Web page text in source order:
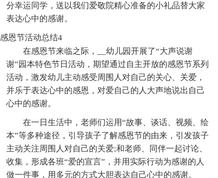
分幸运同学，送以我们爱敬院精心准备的小礼品替大家
表达心中的感谢。
感恩节活动总结4
在感恩节来临之际，__幼儿园开展了“大声说谢
谢”园本特色节日活动，期望通过自主开放的感恩节系列
活动，激发幼儿主动感受周围人对自己的关心、关爱，
并乐于表达心中的感恩，对爱自己的人大声地说出自己
心中的感谢。
在一日生活中，老师们运用“故事、谈话、视频、绘
本”等多种途径，引导孩子了解感恩节的由来，引发孩子
主动关注周围人对自己的关爱;和老师、同伴一起讨论、
收集，形成各班“爱的宣言”，并用实际行动为感谢的人
做一件事，用多元的方式大胆表达自己心中的感谢。